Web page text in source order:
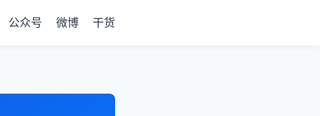
公众号 微博 干货